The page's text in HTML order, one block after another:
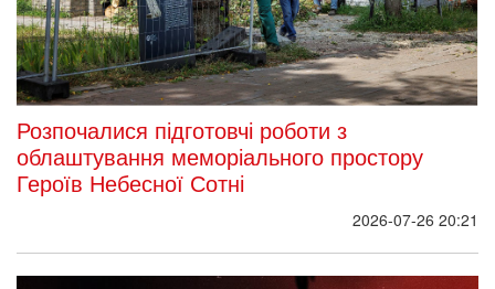
Розпочалися підготовчі роботи з
облаштування меморіального простору
Героїв Небесної Сотні
2026-07-26 20:21